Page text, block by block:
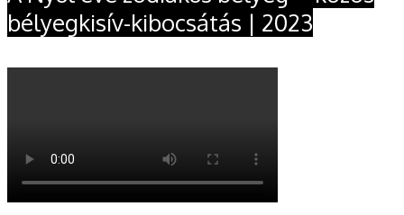
bélyegkisív-kibocsátás | 2023